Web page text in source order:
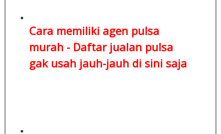
Cara memiliki agen pulsa
murah - Daftar jualan pulsa
gak usah jauh-jauh di sini saja